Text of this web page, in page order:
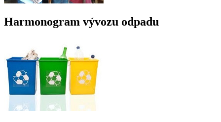
Harmonogram vývozu odpadu